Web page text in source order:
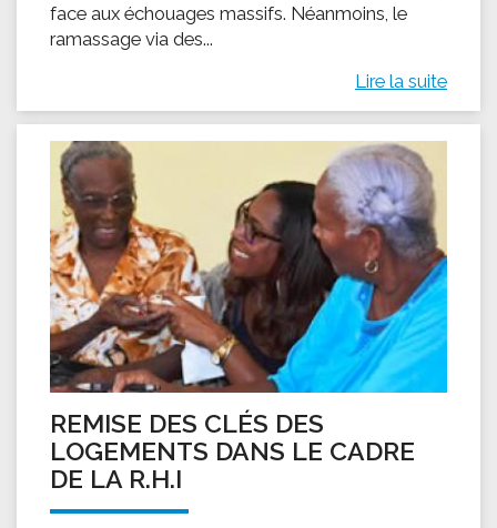
face aux échouages massifs. Néanmoins, le
ramassage via des...
Lire la suite
REMISE DES CLÉS DES
LOGEMENTS DANS LE CADRE
DE LA R.H.I